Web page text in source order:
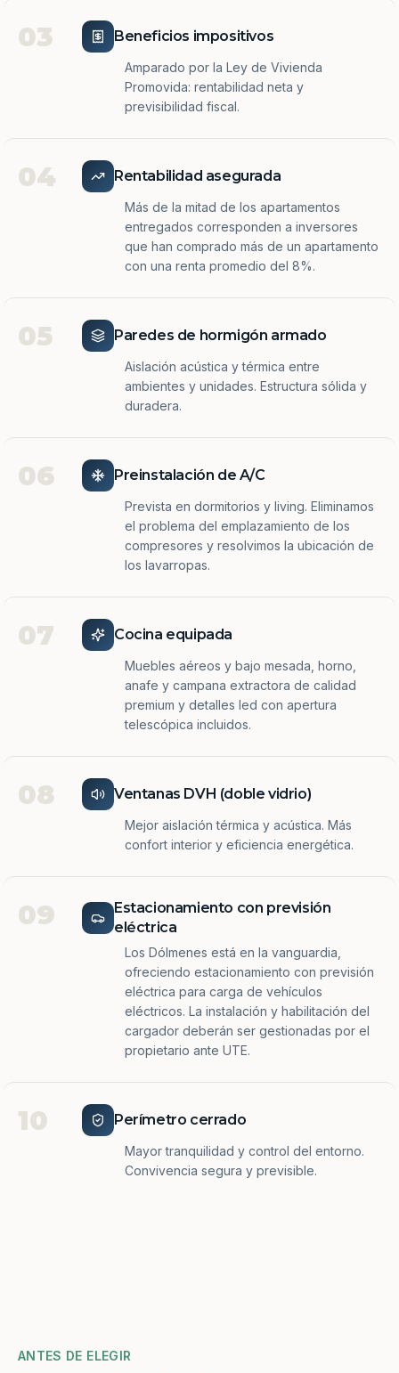
03 Beneficios impositivos
Amparado por la Ley de Vivienda
Promovida: rentabilidad neta y
previsibilidad fiscal.
04 Rentabilidad asegurada
Más de la mitad de los apartamentos
entregados corresponden a inversores
que han comprado más de un apartamento
con una renta promedio del 8%.
05 Paredes de hormigón armado
Aislación acústica y térmica entre
ambientes y unidades. Estructura sólida y
duradera.
06 Preinstalación de A/C
Prevista en dormitorios y living. Eliminamos
el problema del emplazamiento de los
compresores y resolvimos la ubicación de
los lavarropas.
07 Cocina equipada
Muebles aéreos y bajo mesada, horno,
anafe y campana extractora de calidad
premium y detalles led con apertura
telescópica incluidos.
08 Ventanas DVH (doble vidrio)
Mejor aislación térmica y acústica. Más
confort interior y eficiencia energética.
09
Estacionamiento con previsión
eléctrica
Los Dólmenes está en la vanguardia,
ofreciendo estacionamiento con previsión
eléctrica para carga de vehículos
eléctricos. La instalación y habilitación del
cargador deberán ser gestionadas por el
propietario ante UTE.
10 Perímetro cerrado
Mayor tranquilidad y control del entorno.
Convivencia segura y previsible.
ANTES DE ELEGIR